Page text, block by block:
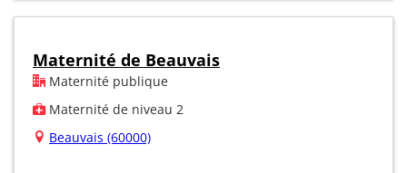
Maternité de Beauvais
Maternité publique
Maternité de niveau 2
Beauvais (60000)